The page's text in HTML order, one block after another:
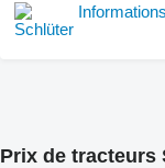
Prix de tracteurs